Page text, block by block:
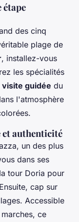
des cinq
plage de
, installez-vous
les spécialités
visite guidée du
l'atmosphère
et authenticité
un des plus
dans ses
tour Doria pour
cap sur
Accessible
ce